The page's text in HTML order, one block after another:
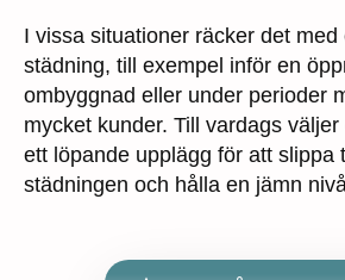
I vissa situationer räcker det med
städning, till exempel inför en
ombyggnad eller under perioder
mycket kunder. Till vardags
ett löpande upplägg för att slippa
städningen och hålla en jämn